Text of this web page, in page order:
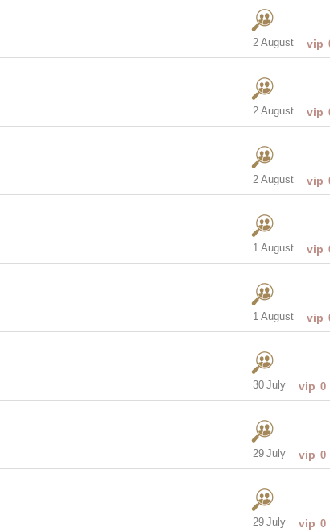
2 August vip
2 August vip
2 August vip
1 August vip
1 August vip
30 July vip 0
29 July vip 0
29 July vip 0